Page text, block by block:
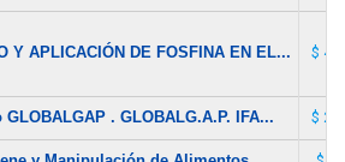
Y APLICACIÓN DE FOSFINA EN EL... $
GLOBALGAP . GLOBALG.A.P. IFA... $